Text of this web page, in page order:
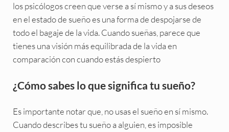
los psicólogos creen que verse a sí mismo y a sus deseos
en el estado de sueño es una forma de despojarse de
todo el bagaje de la vida. Cuando sueñas, parece que
tienes una visión más equilibrada de la vida en
comparación con cuando estás despierto
¿Cómo sabes lo que significa tu sueño?
Es importante notar que, no usas el sueño en sí mismo.
Cuando describes tu sueño a alguien, es imposible